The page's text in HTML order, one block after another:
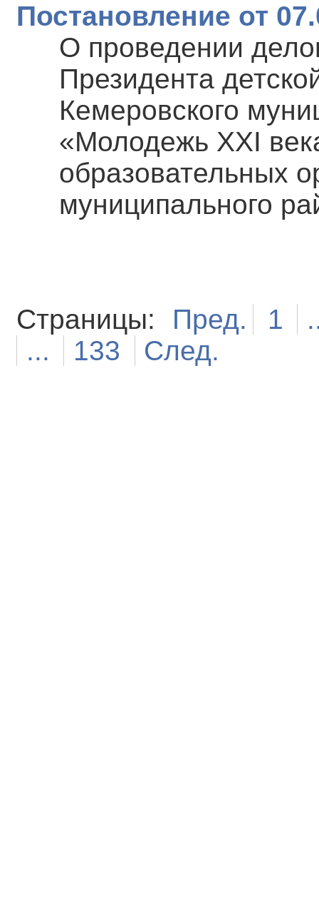
Постановление от
О проведении
Президента
Кемеровского
«Молодежь XXI
образовательных
муниципального
Страницы: Пред. 1
...
133 След.